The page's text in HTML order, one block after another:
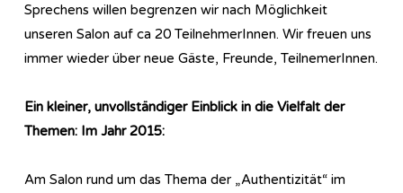
Sprechens willen begrenzen wir nach Möglichkeit
unseren Salon auf ca 20 TeilnehmerInnen. Wir freuen uns
immer wieder über neue Gäste, Freunde, TeilnemerInnen.
Ein kleiner, unvollständiger Einblick in die Vielfalt der
Themen: Im Jahr 2015:
Am Salon rund um das Thema der „Authentizität“ im